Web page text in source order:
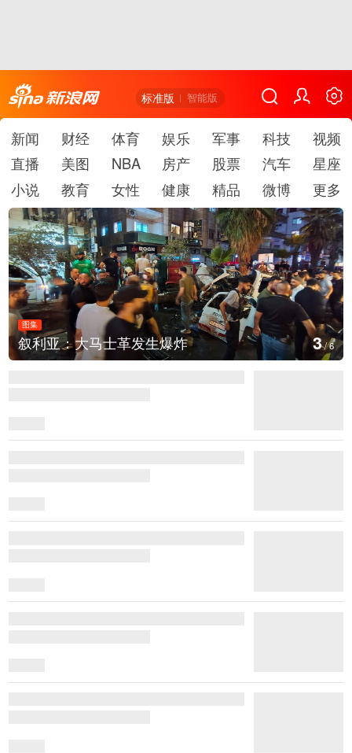
标准版 智能版
新闻 财经 体育 娱乐 军事 科技
视频
直播
美图 NBA 房产 股票 汽车
星座
小说
教育 女性 健康 精品 微博 更多
图集
叙利亚：大马士革发生爆炸 4/6